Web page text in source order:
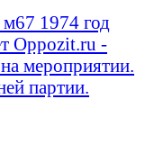
1974 год
Oppozit.ru -
мероприятии.
партии.